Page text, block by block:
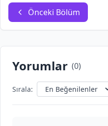
Önceki Bölüm
Yorumlar (0)
Sırala: